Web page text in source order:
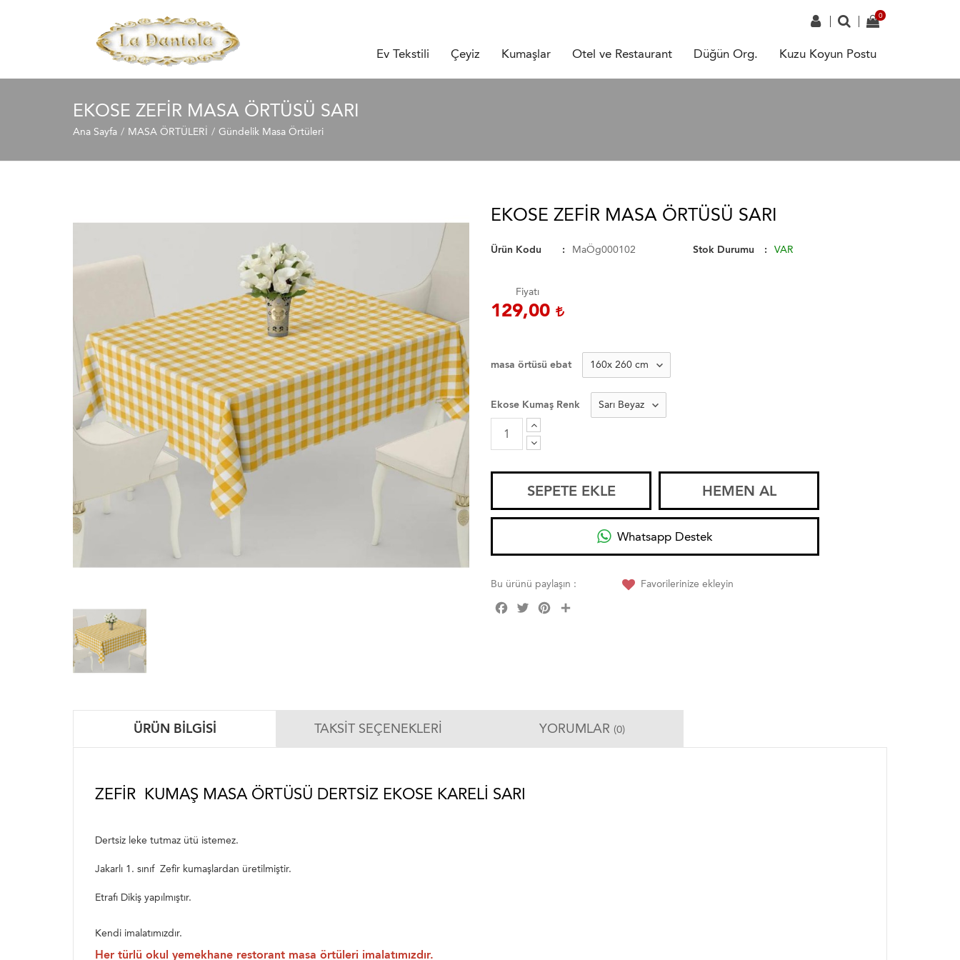
Ev Tekstili Çeyiz Kumaşlar Otel ve Restaurant Düğün Org. Kuzu Koyun Postu
EKOSE ZEFIR MASA ÖRTÜSÜ SARI
Ana Sayfa MASA ÖRTÜLERİ Gündelik Masa Örtüleri
EKOSE ZEFIR MASA ÖRTÜSÜ SARI
Ürün Kodu MaÖg000102 Stok Durumu VAR
Fiyatı
129,00
masa örtüsü ebat
Ekose Kumaş Renk
SEPETE EKLE HEMEN AL
Whatsapp Destek
Bu ürünü paylaşın :
FacebookTwitterPinterest
Favorilerinize ekleyin
ÜRÜN BILGISI TAKSIT SEÇENEKLERI YORUMLAR (0)
ZEFIR KUMAŞ MASA ÖRTÜSÜ DERTSIZ EKOSE KARELI SARI
Dertsiz leke tutmaz ütü istemez.
Jakarlı 1. sınıf Zefir kumaşlardan üretilmiştir.
Etrafı Dikiş yapılmıştır.
Kendi imalatımızdır.
Her türlü okul yemekhane restorant masa örtüleri imalatımızdır.